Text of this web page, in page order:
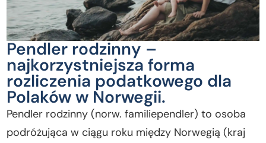
Pendler rodzinny –
najkorzystniejsza forma
rozliczenia podatkowego dla
Polaków w Norwegii.
Pendler rodzinny (norw. familiependler) to osoba
podróżująca w ciągu roku między Norwegią (kraj